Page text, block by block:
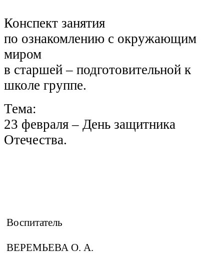
Конспект занятия
по ознакомлению с окружающим
миром
в старшей – подготовительной к
школе группе.
Тема:
23 февраля – День защитника
Отечества.
Воспитатель
ВЕРЕМЬЕВА О. А.